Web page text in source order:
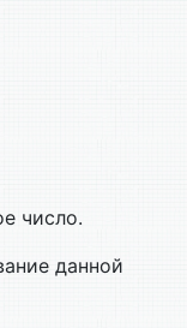
число.
данной